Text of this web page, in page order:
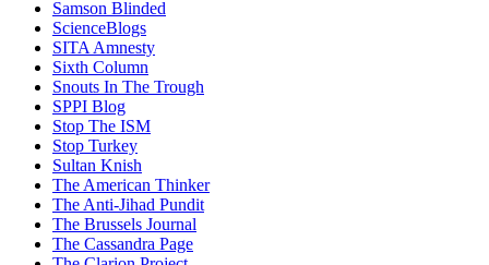
Samson Blinded
ScienceBlogs
SITA Amnesty
Sixth Column
Snouts In The Trough
SPPI Blog
Stop The ISM
Stop Turkey
Sultan Knish
The American Thinker
The Anti-Jihad Pundit
The Brussels Journal
The Cassandra Page